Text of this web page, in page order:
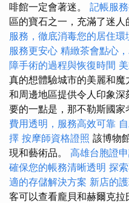
啡館一定會著迷。 記帳服
區的寶石之一，充滿了迷人
服務，徹底消毒您的居住環
服務更安心 精緻茶會點心
障手術的過程與恢復時間
真的想體驗城市的美麗和
和周邊地區提供令人印象
要的一點是，那不勒斯國家
費用透明，服務高效可靠
擇 按摩師資格證照 該博物
現和藝術品。 高雄台胞證
確保您的帳務清晰透明 探
適的存儲解決方案 新店的
客可以查看龐貝和赫爾克